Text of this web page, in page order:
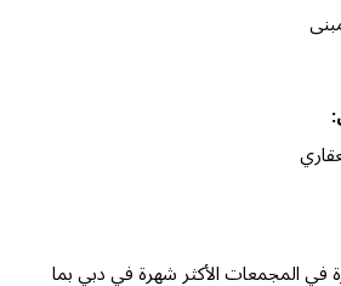
في المجمعات الأكثر شهرة في دبي بما